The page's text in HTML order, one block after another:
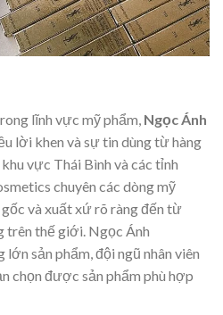
lĩnh vực mỹ phẩm, Ngọc Ánh
lời khen và sự tin dùng từ hàng
vực Thái Bình và các tỉnh
chuyên các dòng mỹ
gốc và xuất xứ rõ ràng đến từ
trên thế giới. Ngọc Ánh
sản phẩm, đội ngũ nhân viên
chọn được sản phẩm phù hợp